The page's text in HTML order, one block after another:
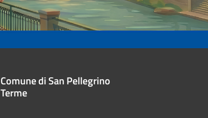
Comune di San Pellegrino
Terme